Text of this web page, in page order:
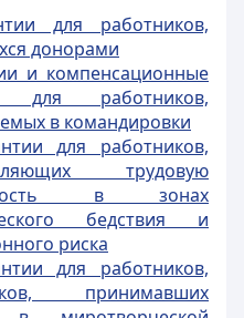
для работников,
донорами
и компенсационные
для работников,
в командировки
для работников,
трудовую
в зонах
бедствия и
риска
для работников,
принимавших